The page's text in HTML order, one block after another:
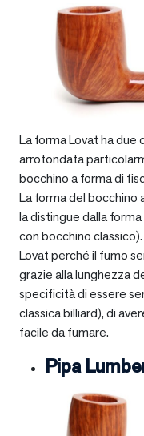
La forma Lovat ha due
arrotondata
bocchino a forma di
La forma del bocchino
la distingue dalla
con bocchino
Lovat perché il fumo
grazie alla lunghezza
specificità di essere
classica billiard), di
facile da fumare.
Pipa